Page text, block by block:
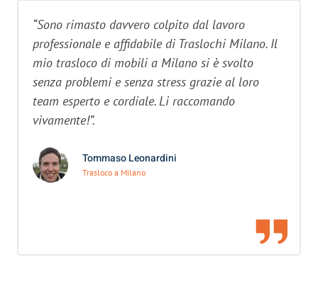
“Sono rimasto davvero colpito dal lavoro
professionale e affidabile di Traslochi Milano. Il
mio trasloco di mobili a Milano si è svolto
senza problemi e senza stress grazie al loro
team esperto e cordiale. Li raccomando
vivamente!”.
Tommaso Leonardini
Trasloco a Milano